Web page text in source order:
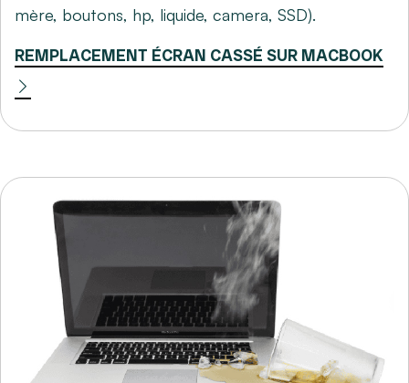
mère, boutons, hp, liquide, camera, SSD).
REMPLACEMENT ÉCRAN CASSÉ SUR MACBOOK